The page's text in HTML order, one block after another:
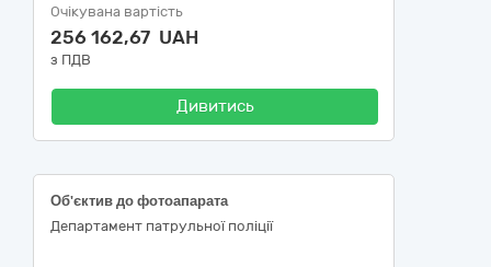
Очікувана вартість
256 162,67 UAH
з ПДВ
Дивитись
Об'єктив до фотоапарата
Департамент патрульної поліції